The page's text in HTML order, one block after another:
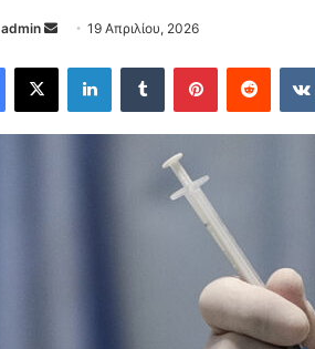
admin
Send
email
19 Απριλίου, 2026
Facebook
X LinkedInTumblr PinterestReddit